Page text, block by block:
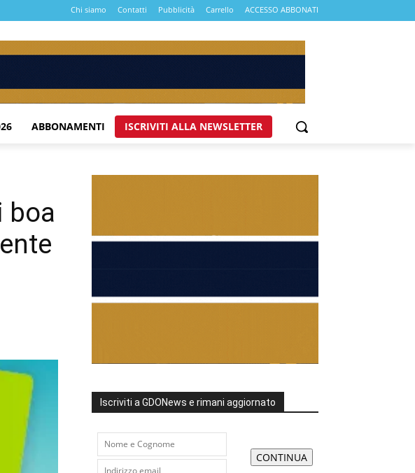
Chi siamo Contatti Pubblicità Carrello ACCESSO ABBONATI
ABBONAMENTI ISCRIVITI ALLA NEWSLETTER
boa
Iscriviti a GDONews e rimani aggiornato